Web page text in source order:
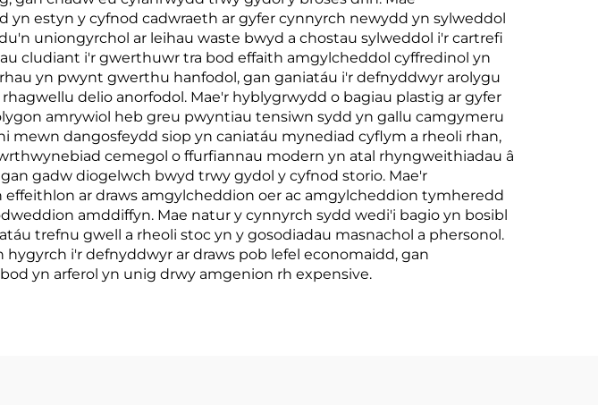
estyn y cyfnod cadwraeth ar gyfer cynnyrch newydd yn sylweddol
uniongyrchol ar leihau waste bwyd a chostau sylweddol i'r cartrefi
cludiant i'r gwerthuwr tra bod effaith amgylcheddol cyffredinol yn
yn pwynt gwerthu hanfodol, gan ganiatáu i'r defnyddwyr arolygu
delio anorfodol. Mae'r hyblygrwydd o bagiau plastig ar gyfer
amrywiol heb greu pwyntiau tensiwn sydd yn gallu camgymeru
dangosfeydd siop yn caniatáu mynediad cyflym a rheoli rhan,
cemegol o ffurfiannau modern yn atal rhyngweithiadau â
gadw diogelwch bwyd trwy gydol y cyfnod storio. Mae'r
ar draws amgylcheddion oer ac amgylcheddion tymheredd
amddiffyn. Mae natur y cynnyrch sydd wedi'i bagio yn bosibl
trefnu gwell a rheoli stoc yn y gosodiadau masnachol a phersonol.
i'r defnyddwyr ar draws pob lefel economaidd, gan
yn arferol yn unig drwy amgenion rh expensive.